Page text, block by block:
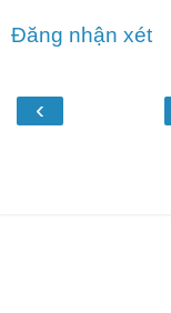
Đăng nhận xét
‹